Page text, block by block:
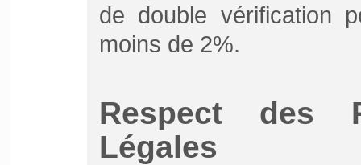
de double vérification
moins de 2%.
Respect des
Légales